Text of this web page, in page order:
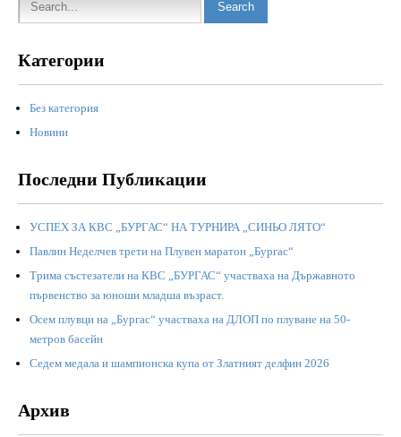
Категории
Без категория
Новини
Последни Публикации
УСПЕХ ЗА КВС „БУРГАС“ НА ТУРНИРА „СИНЬО ЛЯТО“
Павлин Неделчев трети на Плувен маратон „Бургас“
Трима състезатели на КВС „БУРГАС“ участваха на Държавното
първенство за юноши младша възраст.
Осем плувци на „Бургас“ участваха на ДЛОП по плуване на 50-
метров басейн
Седем медала и шампионска купа от Златният делфин 2026
Архив